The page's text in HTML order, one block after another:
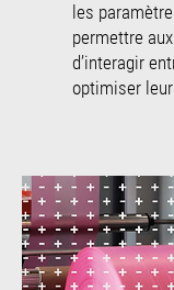
les
permettre
d’interagir
optimiser